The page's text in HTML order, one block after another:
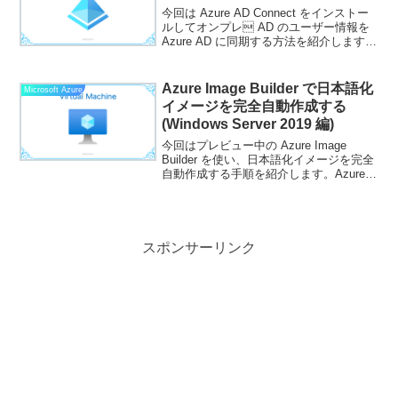
今回は Azure AD Connect をインストー
ルしてオンプレ AD のユーザー情報を
Azure AD に同期する方法を紹介します。
アクセスできるよ...
Microsoft Azure
Azure Image Builder で日本語化
イメージを完全自動作成する
(Windows Server 2019 編)
今回はプレビュー中の Azure Image
Builder を使い、日本語化イメージを完全
自動作成する手順を紹介します。Azure
スポンサーリンク